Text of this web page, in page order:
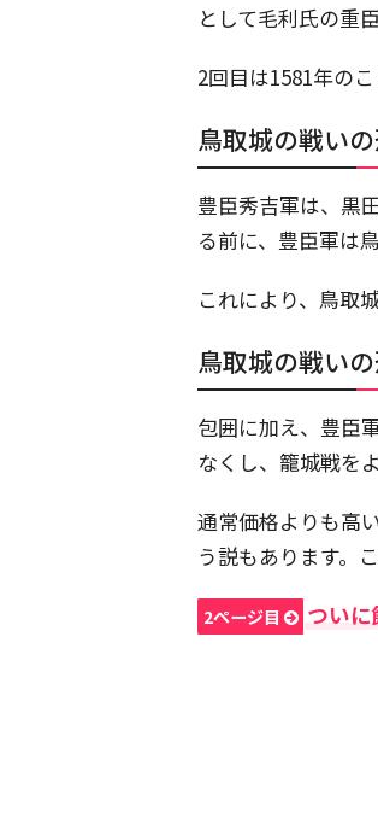
として毛利氏の重
2回目は1581年の
鳥取城の戦い
豊臣秀吉軍は、黒
る前に、豊臣軍は
これにより、鳥取
鳥取城の戦い
包囲に加え、豊臣
なくし、籠城戦を
通常価格よりも高
う説もあります。
2ページ目 つい